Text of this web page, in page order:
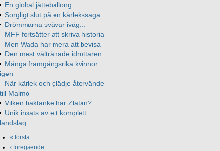
En global jätteballong
Sorgligt slut på en kärlekssaga
Drömmarna svävar iväg...
MFF fortsätter att skriva historia
Men Wada har mera att bevisa
Den mest vältränade idrottaren
Många framgångsrika kvinnor
igen
När kärlek och glädje återvände
till Malmö
Vilken baktanke har Zlatan?
Unik insats av ett komplett
landslag
« första
‹ föregående